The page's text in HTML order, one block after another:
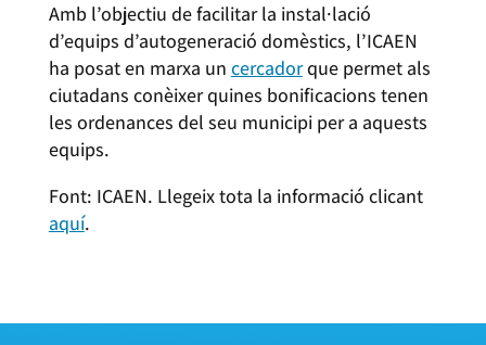
Amb l’objectiu de facilitar la instal·lació
d’equips d’autogeneració domèstics, l’ICAEN
ha posat en marxa un cercadorque permet als
ciutadans conèixer quines bonificacions tenen
les ordenances del seu municipi per a aquests
equips.
Font: ICAEN. Llegeix tota la informació clicant
aquí.